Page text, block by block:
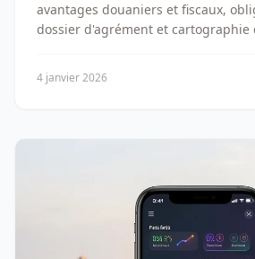
avantages douaniers et fiscaux,
dossier d'agrément et cartographie
4 janvier 2026